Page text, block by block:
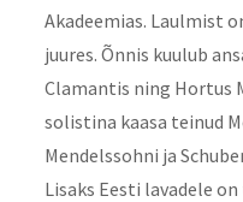
Akadeemias. Laulmist
juures. Õnnis kuulub
Clamantis ning Hortus
solistina kaasa teinud
Mendelssohni ja
Lisaks Eesti lavadele